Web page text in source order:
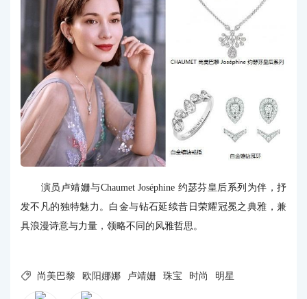
演员卢靖姗与Chaumet Joséphine 约瑟芬皇后系列为伴，抒
发不凡的独特魅力。白金与钻石延续昔日荣耀冠冕之典雅，兼
具浪漫诗意与力量，领略不同的风雅哲思。
 尚美巴黎 欧阳娜娜 卢靖姗 珠宝 时尚 明星